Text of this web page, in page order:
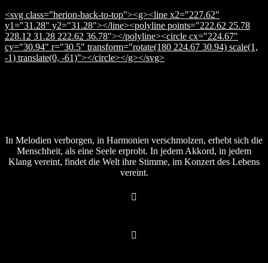
<svg class="herion-back-to-top"><g><line x2="227.62"
y1="31.28" y2="31.28"></line><polyline points="222.62 25.78
228.12 31.28 222.62 36.78"></polyline><circle cx="224.67"
cy="30.94" r="30.5" transform="rotate(180 224.67 30.94) scale(1,
-1) translate(0, -61)"></circle></g></svg>
In Melodien verborgen, in Harmonien verschmolzen, erhebt sich die
Menschheit, als eine Seele erprobt. In jedem Akkord, in jedem
Klang vereint, findet die Welt ihre Stimme, im Konzert des Lebens
vereint.